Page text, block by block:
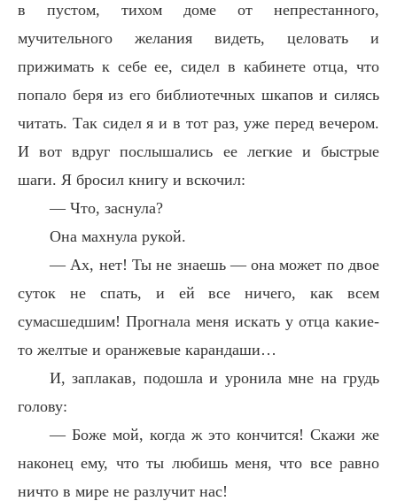
в пустом, тихом доме от непрестанного,
мучительного желания видеть, целовать и
прижимать к себе ее, сидел в кабинете отца, что
попало беря из его библиотечных шкапов и силясь
читать. Так сидел я и в тот раз, уже перед вечером.
И вот вдруг послышались ее легкие и быстрые
шаги. Я бросил книгу и вскочил:
— Что, заснула?
Она махнула рукой.
— Ах, нет! Ты не знаешь — она может по двое
суток не спать, и ей все ничего, как всем
сумасшедшим! Прогнала меня искать у отца какие-
то желтые и оранжевые карандаши…
И, заплакав, подошла и уронила мне на грудь
голову:
— Боже мой, когда ж это кончится! Скажи же
наконец ему, что ты любишь меня, что все равно
ничто в мире не разлучит нас!